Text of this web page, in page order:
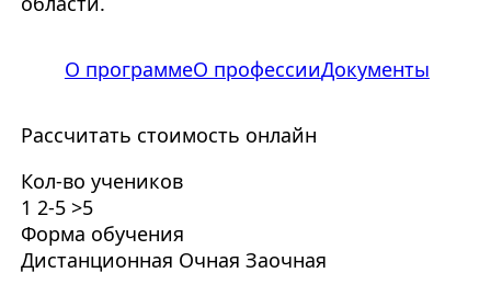
О программеО профессииДокументы
Рассчитать стоимость онлайн
Кол-во учеников
1 2-5 >5
Форма обучения
Дистанционная Очная Заочная